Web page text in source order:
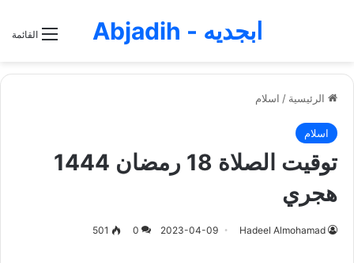
القائمة ابجديه - Abjadih
الرئيسية / اسلام
اسلام
توقيت الصلاة 18 رمضان 1444
هجري
Hadeel Almohamad
2023-04-09
0
501